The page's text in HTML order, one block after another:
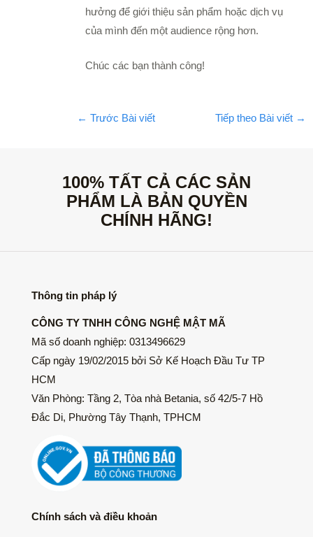
hưởng để giới thiệu sản phẩm hoặc dịch vụ
của mình đến một audience rộng hơn.
Chúc các bạn thành công!
← Trước Bài viết Tiếp theo Bài viết →
100% TẤT CẢ CÁC SẢN
PHẨM LÀ BẢN QUYỀN
CHÍNH HÃNG!
Thông tin pháp lý
CÔNG TY TNHH CÔNG NGHỆ MẬT MÃ
Mã số doanh nghiệp: 0313496629
Cấp ngày 19/02/2015 bởi Sở Kế Hoạch Đầu Tư TP
HCM
Văn Phòng: Tầng 2, Tòa nhà Betania, số 42/5-7 Hồ
Đắc Di, Phường Tây Thạnh, TPHCM
Chính sách và điều khoản